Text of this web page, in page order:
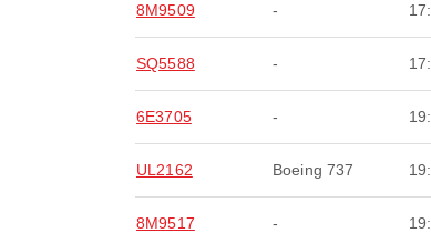
8M9509 -
SQ5588 -
6E3705 -
UL2162 Boeing 737
8M9517 -